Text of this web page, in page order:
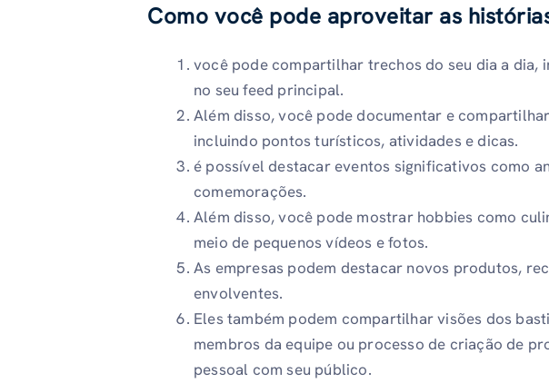
Como você pode aproveitar as
você pode compartilhar trechos do seu dia a dia,
no seu feed principal.
Além disso, você pode documentar e
incluindo pontos turísticos, atividades e dicas.
é possível destacar eventos significativos como
comemorações.
Além disso, você pode mostrar hobbies como
meio de pequenos vídeos e fotos.
As empresas podem destacar novos produtos,
envolventes.
Eles também podem compartilhar visões dos
membros da equipe ou processo de criação de
pessoal com seu público.